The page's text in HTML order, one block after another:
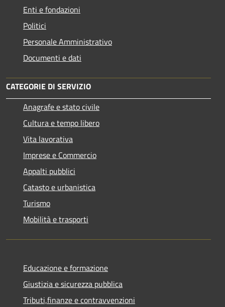
Enti e fondazioni
Politici
Personale Amministrativo
Documenti e dati
CATEGORIE DI SERVIZIO
Anagrafe e stato civile
Cultura e tempo libero
Vita lavorativa
Imprese e Commercio
Appalti pubblici
Catasto e urbanistica
Turismo
Mobilità e trasporti
Educazione e formazione
Giustizia e sicurezza pubblica
Tributi,finanze e contravvenzioni